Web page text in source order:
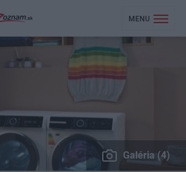
MENU
Galéria (4)